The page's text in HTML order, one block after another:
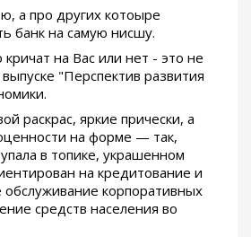
а про других котоыре
банк на самую нисшу.
кричат на Вас или нет - это не
"Перспектив развития
раскрас, яркие прически, а
на форме — так,
в топике, украшенном
на кредитование и
обслуживание корпоративных
средств населения во